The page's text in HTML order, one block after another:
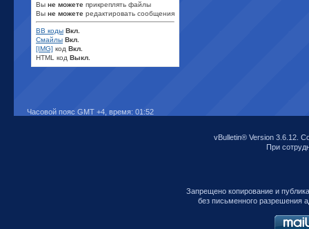
Вы не можете прикреплять файлы
Вы не можете редактировать сообщения
BB коды Вкл.
Смайлы Вкл.
[IMG] код Вкл.
HTML код Выкл.
Часовой пояс GMT +4, время: 01:52
vBulletin® Version 3.6.12.
При
Запрещено копирование и
без письменного разрешения